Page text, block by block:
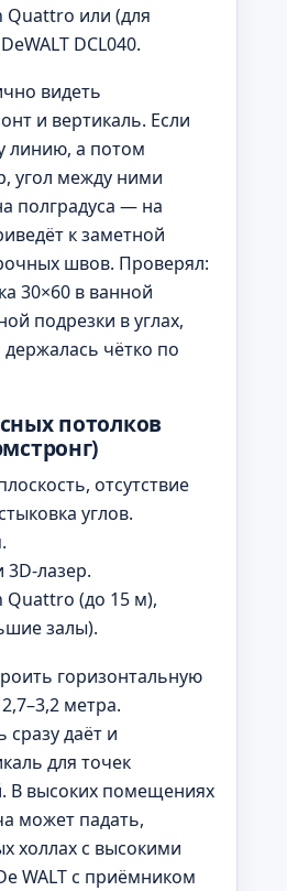
Quattro или (для
DCL040.
видеть
и вертикаль. Если
линию, а потом
угол между ними
полградуса — на
к заметной
швов. Проверял:
30×60 в ванной
подрезки в углах,
чётко по
потолков
отсутствие
углов.
3D-лазер.
Quattro (до 15 м),
залы).
горизонтальную
метра.
сразу даёт и
для точек
В высоких помещениях
может падать,
холлах с высокими
WALT с приёмником